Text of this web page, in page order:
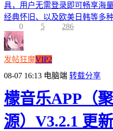
具，用户无需登录即可畅享海
经典怀旧、以及欧美日韩等多
0
5 286
发帖狂魔VIP2
08-07 16:13 电脑端 转载分享
檬音乐APP（
源）V3.2.1 更